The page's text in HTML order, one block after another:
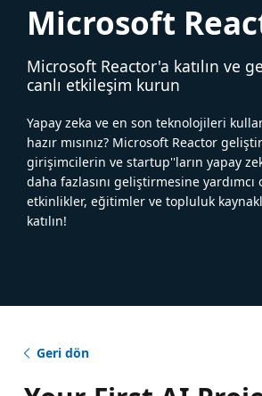
Microsoft
Microsoft Reactor'a katılın ve
canlı etkileşim kurun
Yapay zeka ve en son teknolojileri
hazır mısınız? Microsoft Reactor
girişimcilerin ve startup''ların yapay
daha fazlasını geliştirmesine yardımcı
etkinlikler, eğitimler ve topluluk
katılın!
Geri dön